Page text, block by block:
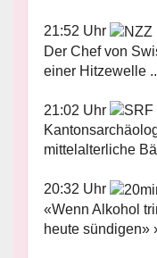
21:52 Uhr
Der Chef von
einer Hitzewelle
21:02 Uhr
mittelalterliche
20:32 Uhr
«Wenn Alkohol
heute sündigen»